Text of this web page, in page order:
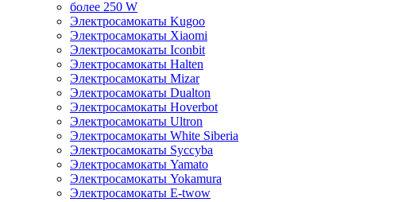
более 250 W
Электросамокаты Kugoo
Электросамокаты Xiaomi
Электросамокаты Iconbit
Электросамокаты Halten
Электросамокаты Mizar
Электросамокаты Dualton
Электросамокаты Hoverbot
Электросамокаты Ultron
Электросамокаты White Siberia
Электросамокаты Syccyba
Электросамокаты Yamato
Электросамокаты Yokamura
Электросамокаты E-twow